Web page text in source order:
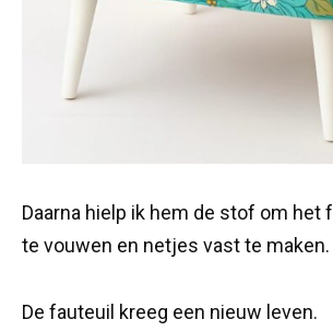
Daarna hielp ik hem de stof om het
te vouwen en netjes vast te maken.
De fauteuil kreeg een nieuw leven.